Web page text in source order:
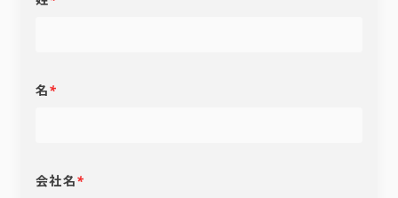
名*
会社名*